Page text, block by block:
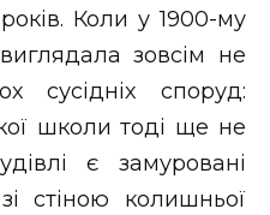
Коли у 1900-му
зовсім не
сусідніх споруд:
школи тоді ще не
є замуровані
стіною колишньої